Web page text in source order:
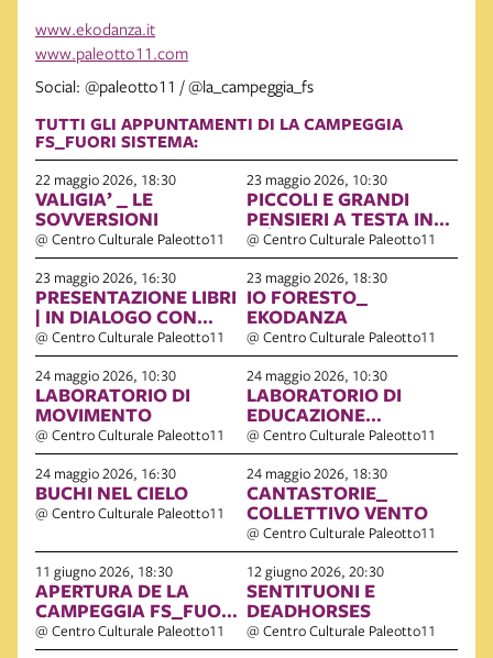
www.ekodanza.it
www.paleotto11.com
Social: @paleotto11 / @la_campeggia_fs
TUTTI GLI APPUNTAMENTI DI LA CAMPEGGIA
FS_FUORI SISTEMA:
22 maggio 2026, 18:30
VALIGIA’ _ LE
SOVVERSIONI
@ Centro Culturale Paleotto11
23 maggio 2026, 10:30
PICCOLI E GRANDI
PENSIERI A TESTA IN
GIÙ
@ Centro Culturale Paleotto11
23 maggio 2026, 16:30
PRESENTAZIONE LIBRI
| IN DIALOGO CON
L’AUTRICE SARA
GOMEL E L’AUTORE
LUCA ZANETTI
@ Centro Culturale Paleotto11
23 maggio 2026, 18:30
IO FORESTO_
EKODANZA
@ Centro Culturale Paleotto11
24 maggio 2026, 10:30
LABORATORIO DI
MOVIMENTO
@ Centro Culturale Paleotto11
24 maggio 2026, 10:30
LABORATORIO DI
EDUCAZIONE
FILOSOFICA PER
ADULTI
@ Centro Culturale Paleotto11
24 maggio 2026, 16:30
BUCHI NEL CIELO
@ Centro Culturale Paleotto11
24 maggio 2026, 18:30
CANTASTORIE_
COLLETTIVO VENTO
@ Centro Culturale Paleotto11
11 giugno 2026, 18:30
APERTURA DE LA
CAMPEGGIA FS_FUORI
SISTEMA
@ Centro Culturale Paleotto11
12 giugno 2026, 20:30
SENTITUONI E
DEADHORSES
@ Centro Culturale Paleotto11